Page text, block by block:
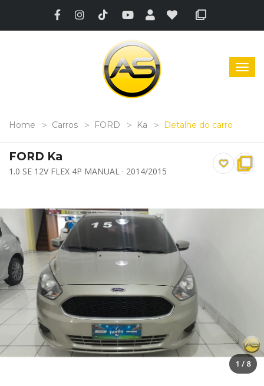
Home Carros FORD Ka Detalhe do carro
FORD Ka
1.0 SE 12V FLEX 4P MANUAL · 2014/2015
1 / 8